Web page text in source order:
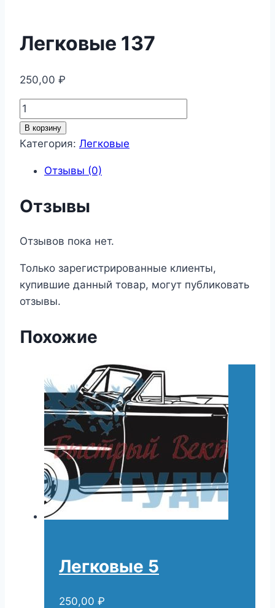
Легковые 137
250,00 ₽
Количество
товара
Легковые
В корзину
Категория: Легковые
Отзывы (0)
Отзывы
Отзывов пока нет.
Только зарегистрированные клиенты,
купившие данный товар, могут публиковать
отзывы.
Похожие
Легковые 5
250,00 ₽